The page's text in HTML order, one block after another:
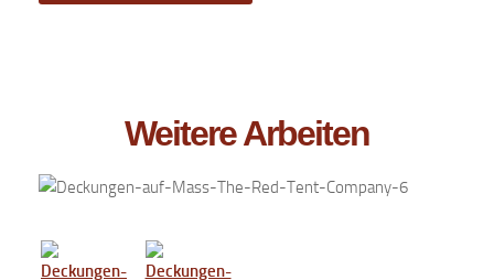
Weitere Arbeiten